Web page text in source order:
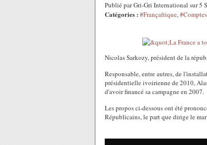
Publié par Gri-Gri International sur 5
Catégories : #Françafrique,
Nicolas Sarkozy, président de la
Responsable, entre autres, de
présidentielle ivoirienne de 2010,
d'avoir financé sa campagne en 2007.
Les propos ci-dessous ont été
Républicains, le part que dirige le